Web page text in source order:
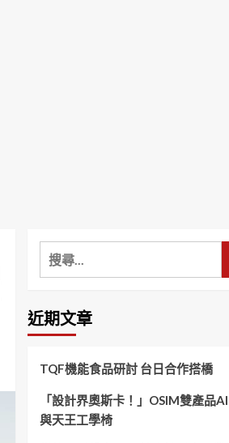
搜
尋
鍵
字:
近期文章
TQF機能食品研討 台日合作搭橋
「設計界奧斯卡！」OSIM雙產品
與天王工學椅